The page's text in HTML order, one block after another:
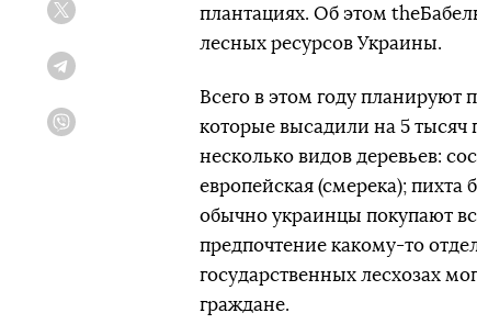
плантациях. Об этом
лесных ресурсов Украины.
Всего в этом году планируют
которые высадили на 5 тысяч
несколько видов деревьев:
европейская (смерека); пихта
обычно украинцы покупают
предпочтение какому-то
государственных лесхозах
граждане.